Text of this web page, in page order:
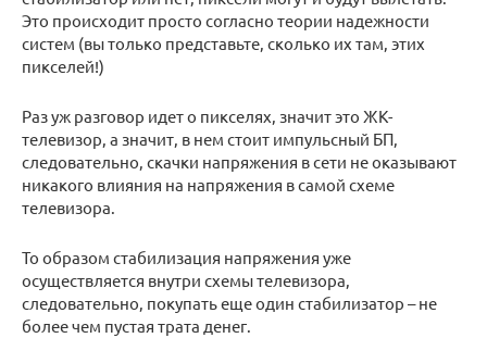
Это происходит просто согласно теории надежности
систем (вы только представьте, сколько их там, этих
пикселей!)
Раз уж разговор идет о пикселях, значит это ЖК-
телевизор, а значит, в нем стоит импульсный БП,
следовательно, скачки напряжения в сети не оказывают
никакого влияния на напряжения в самой схеме
телевизора.
То образом стабилизация напряжения уже
осуществляется внутри схемы телевизора,
следовательно, покупать еще один стабилизатор – не
более чем пустая трата денег.